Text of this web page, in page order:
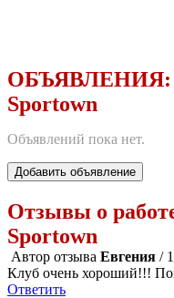
ОБЪЯВЛЕНИЯ:
Sportown
Объявлений пока нет.
Добавить объявление
Отзывы о
Sportown
Автор отзыва Евгения /
Клуб очень хороший!!!
Ответить